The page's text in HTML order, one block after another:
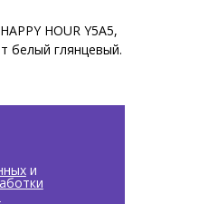
HOUR Y5A5,
белый глянцевый.
и